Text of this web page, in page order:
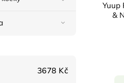
3678 Kč
Yuup
&